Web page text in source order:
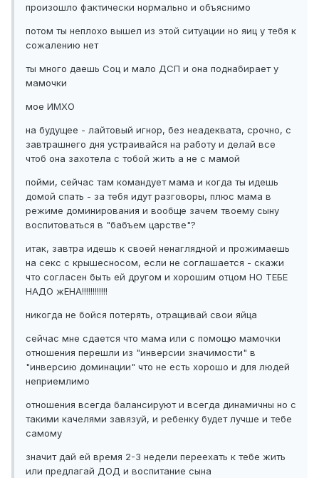
произошло фактически нормально и объяснимо
потом ты неплохо вышел из этой ситуации но яиц у тебя к
сожалению нет
ты много даешь Соц и мало ДСП и она поднабирает у
мамочки
мое ИМХО
на будущее - лайтовый игнор, без неадеквата, срочно, с
завтрашнего дня устраивайся на работу и делай все
чтоб она захотела с тобой жить а не с мамой
пойми, сейчас там командует мама и когда ты идешь
домой спать - за тебя идут разговоры, плюс мама в
режиме доминирования и вообще зачем твоему сыну
воспитоваться в "бабъем царстве"?
итак, завтра идешь к своей ненаглядной и прожимаешь
на секс с крышесносом, если не соглашается - скажи
что согласен быть ей другом и хорошим отцом НО ТЕБЕ
НАДО жЕНА!!!!!!!!!!!!
никогда не бойся потерять, отращивай свои яйца
сейчас мне сдается что мама или с помощю мамочки
отношения перешли из "инверсии значимости" в
"инверсию доминации" что не есть хорошо и для людей
неприемлимо
отношения всегда балансируют и всегда динамичны но с
такими качелями завязуй, и ребенку будет лучше и тебе
самому
значит дай ей время 2-3 недели переехать к тебе жить
или предлагай ДОД и воспитание сына